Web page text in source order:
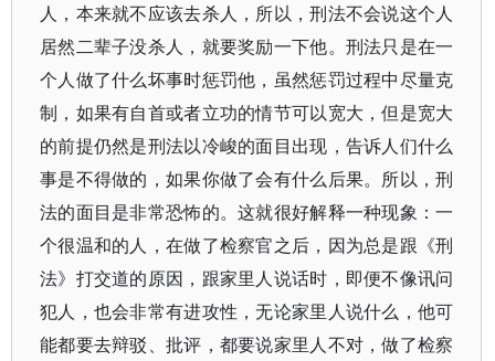
人，本来就不应该去杀人，所以，刑法不会说这个人
居然二辈子没杀人，就要奖励一下他。刑法只是在一
个人做了什么坏事时惩罚他，虽然惩罚过程中尽量克
制，如果有自首或者立功的情节可以宽大，但是宽大
的前提仍然是刑法以冷峻的面目出现，告诉人们什么
事是不得做的，如果你做了会有什么后果。所以，刑
法的面目是非常恐怖的。这就很好解释一种现象：一
个很温和的人，在做了检察官之后，因为总是跟《刑
法》打交道的原因，跟家里人说话时，即便不像讯问
犯人，也会非常有进攻性，无论家里人说什么，他可
能都要去辩驳、批评，都要说家里人不对，做了检察